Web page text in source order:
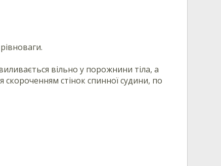
вільно у порожнини тіла, а
скороченням стінок спинної судини, по